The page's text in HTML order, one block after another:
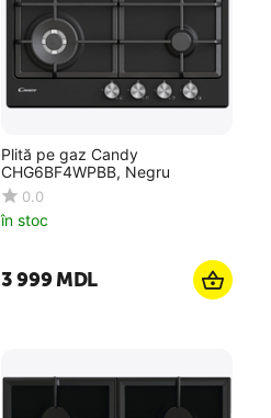
Plită pe gaz Candy
CHG6BF4WPBB, Negru
0.0
în stoc
3 999MDL